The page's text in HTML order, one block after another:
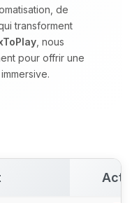
de
transforment
, nous
pour offrir une